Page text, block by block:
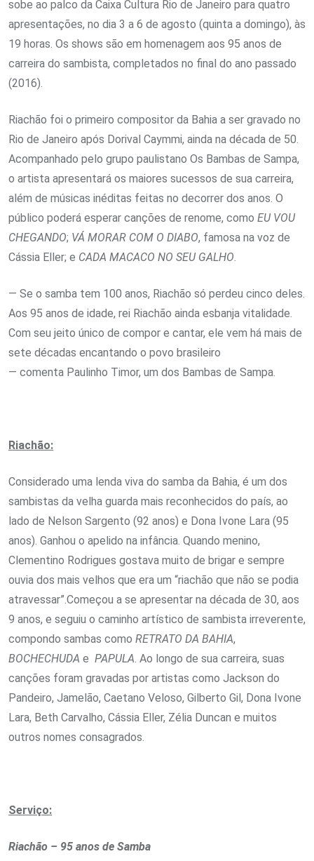
sobe ao palco da Caixa Cultura Rio de Janeiro para quatro
apresentações, no dia 3 a 6 de agosto (quinta a domingo), às
19 horas. Os shows são em homenagem aos 95 anos de
carreira do sambista, completados no final do ano passado
(2016).
Riachão foi o primeiro compositor da Bahia a ser gravado no
Rio de Janeiro após Dorival Caymmi, ainda na década de 50.
Acompanhado pelo grupo paulistano Os Bambas de Sampa,
o artista apresentará os maiores sucessos de sua carreira,
além de músicas inéditas feitas no decorrer dos anos. O
público poderá esperar canções de renome, como EU VOU
CHEGANDO; VÁ MORAR COM O DIABO, famosa na voz de
Cássia Eller; e CADA MACACO NO SEU GALHO.
— Se o samba tem 100 anos, Riachão só perdeu cinco deles.
Aos 95 anos de idade, rei Riachão ainda esbanja vitalidade.
Com seu jeito único de compor e cantar, ele vem há mais de
sete décadas encantando o povo brasileiro
— comenta Paulinho Timor, um dos Bambas de Sampa.
Riachão:
Considerado uma lenda viva do samba da Bahia, é um dos
sambistas da velha guarda mais reconhecidos do país, ao
lado de Nelson Sargento (92 anos) e Dona Ivone Lara (95
anos). Ganhou o apelido na infância. Quando menino,
Clementino Rodrigues gostava muito de brigar e sempre
ouvia dos mais velhos que era um “riachão que não se podia
atravessar”.Começou a se apresentar na década de 30, aos
9 anos, e seguiu o caminho artístico de sambista irreverente,
compondo sambas como RETRATO DA BAHIA,
BOCHECHUDA e PAPULA. Ao longo de sua carreira, suas
canções foram gravadas por artistas como Jackson do
Pandeiro, Jamelão, Caetano Veloso, Gilberto Gil, Dona Ivone
Lara, Beth Carvalho, Cássia Eller, Zélia Duncan e muitos
outros nomes consagrados.
Serviço:
Riachão – 95 anos de Samba